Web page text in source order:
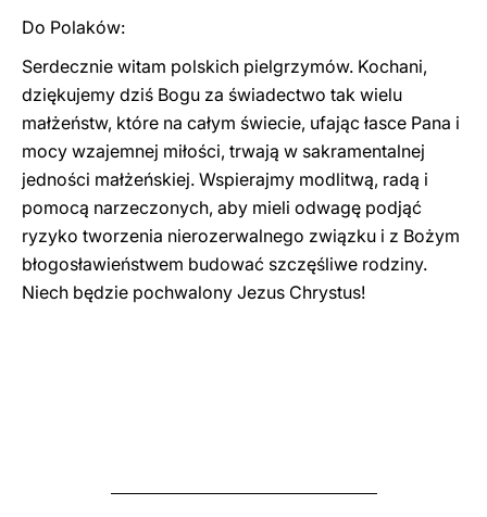
Do Polaków:
Serdecznie witam polskich pielgrzymów. Kochani,
dziękujemy dziś Bogu za świadectwo tak wielu
małżeństw, które na całym świecie, ufając łasce Pana i
mocy wzajemnej miłości, trwają w sakramentalnej
jedności małżeńskiej. Wspierajmy modlitwą, radą i
pomocą narzeczonych, aby mieli odwagę podjąć
ryzyko tworzenia nierozerwalnego związku i z Bożym
błogosławieństwem budować szczęśliwe rodziny.
Niech będzie pochwalony Jezus Chrystus!